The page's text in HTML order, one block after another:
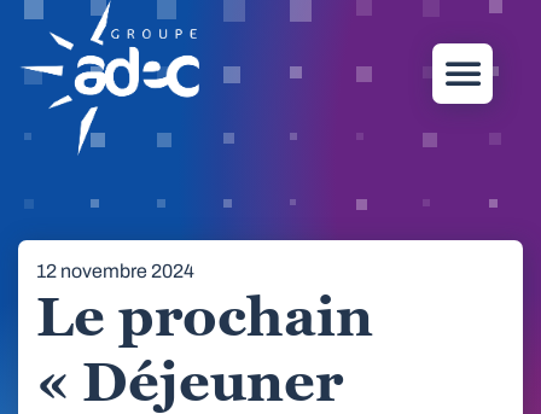
12 novembre 2024
Le prochain
« Déjeuner